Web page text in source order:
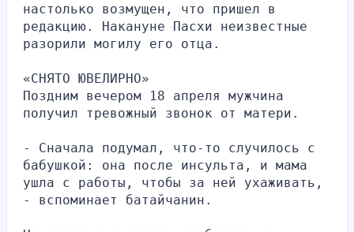
настолько возмущен, что пришел в
редакцию. Накануне Пасхи неизвестные
разорили могилу его отца.
«СНЯТО ЮВЕЛИРНО»
Поздним вечером 18 апреля мужчина
получил тревожный звонок от матери.
- Сначала подумал, что-то случилось с
бабушкой: она после инсульта, и мама
ушла с работы, чтобы за ней ухаживать,
- вспоминает батайчанин.